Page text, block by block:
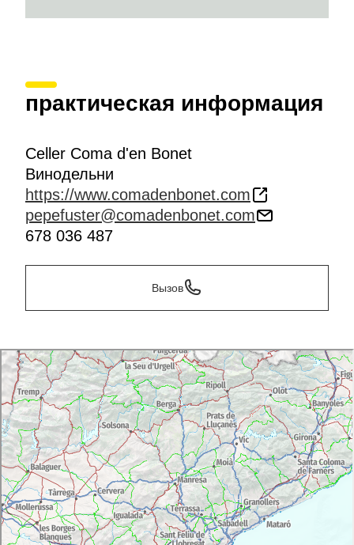
практическая информация
Celler Coma d'en Bonet
Винодельни
https://www.comadenbonet.com
pepefuster@comadenbonet.com
678 036 487
Вызов